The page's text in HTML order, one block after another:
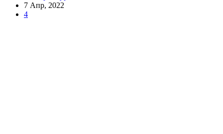
7 Апр, 2022
4